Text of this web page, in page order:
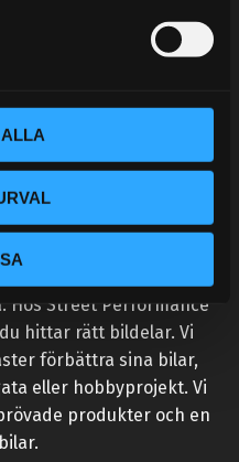
Hos Street Performance
hittar rätt bildelar. Vi
förbättra sina bilar,
eller hobbyprojekt. Vi
produkter och en